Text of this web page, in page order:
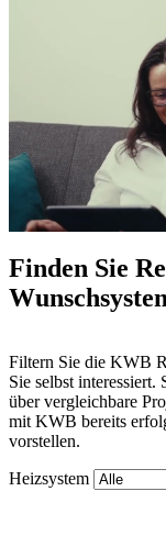
Finden Sie
Filtern Sie die KWB
Sie selbst
über vergleichbare
mit KWB bereits
vorstellen.
Heizsystem